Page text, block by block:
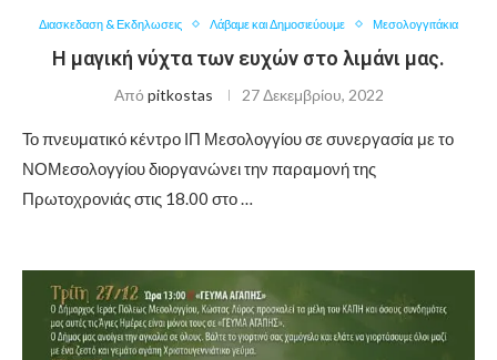
Διασκεδαση & Εκδηλωσεις Λάβαμε και Δημοσιεύουμε Μεσολογγιτάκια
Η μαγική νύχτα των ευχών στο λιμάνι μας.
Από pitkostas 27 Δεκεμβρίου, 2022
Το πνευματικό κέντρο ΙΠ Μεσολογγίου σε συνεργασία με το
ΝΟΜεσολογγίου διοργανώνει την παραμονή της
Πρωτοχρονιάς στις 18.00 στο …